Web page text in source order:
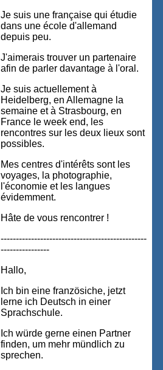
Je suis une française qui étudie
dans une école d'allemand
depuis peu.
J'aimerais trouver un partenaire
afin de parler davantage à l'oral.
Je suis actuellement à
Heidelberg, en Allemagne la
semaine et à Strasbourg, en
France le week end, les
rencontres sur les deux lieux sont
possibles.
Mes centres d'intérêts sont les
voyages, la photographie,
l'économie et les langues
évidemment.
Hâte de vous rencontrer !
------------------------------------------------
----------------
Hallo,
Ich bin eine französiche, jetzt
lerne ich Deutsch in einer
Sprachschule.
Ich würde gerne einen Partner
finden, um mehr mündlich zu
sprechen.